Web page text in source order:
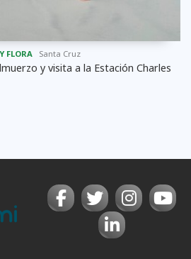
FLORA Santa Cruz
y visita a la Estación Charles